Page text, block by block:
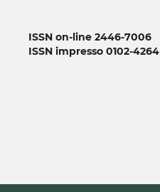
ISSN on-line 2446-7006
ISSN impresso 0102-4264